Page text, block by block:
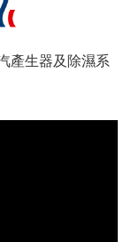
產生器及除濕系